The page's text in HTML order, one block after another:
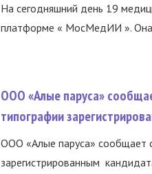
На сегодняшний день 19
платформе « МосМедИИ ». Она
ООО «Алые паруса»
типографии
ООО «Алые паруса» сообщает
зарегистрированным